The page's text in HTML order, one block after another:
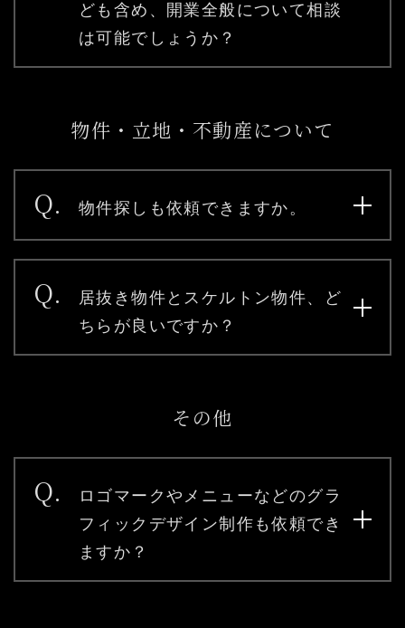
ども含め、開業全般について相談
は可能でしょうか？
物件・立地・不動産について
Q. 物件探しも依頼できますか。
Q.
居抜き物件とスケルトン物件、ど
ちらが良いですか？
その他
Q.
ロゴマークやメニューなどのグラ
フィックデザイン制作も依頼でき
ますか？